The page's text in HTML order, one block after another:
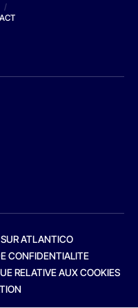
/
ATLANTICO
CONFIDENTIALITE
RELATIVE AUX COOKIES